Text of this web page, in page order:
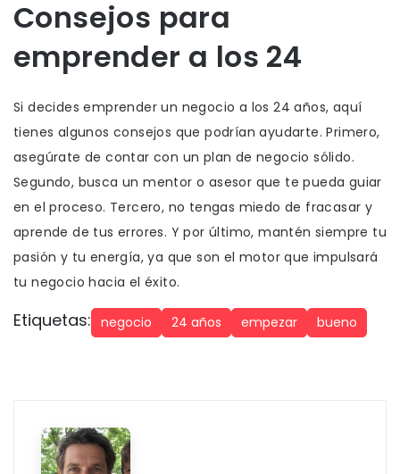
Consejos para
emprender a los 24
Si decides emprender un negocio a los 24 años, aquí
tienes algunos consejos que podrían ayudarte. Primero,
asegúrate de contar con un plan de negocio sólido.
Segundo, busca un mentor o asesor que te pueda guiar
en el proceso. Tercero, no tengas miedo de fracasar y
aprende de tus errores. Y por último, mantén siempre tu
pasión y tu energía, ya que son el motor que impulsará
tu negocio hacia el éxito.
Etiquetas: negocio 24 años empezar bueno